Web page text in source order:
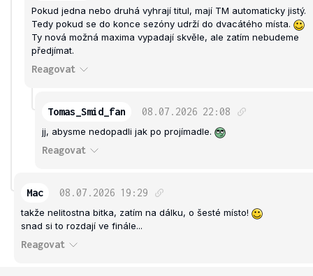
Pokud jedna nebo druhá vyhrají titul, mají TM automaticky jistý.
Tedy pokud se do konce sezóny udrží do dvacátého místa.
Ty nová možná maxima vypadají skvěle, ale zatím nebudeme
předjímat.
Reagovat
Tomas_Smid_fan 08.07.2026 22:08
jj, abysme nedopadli jak po projímadle.
Reagovat
Mac 08.07.2026 19:29
takže nelitostna bitka, zatím na dálku, o šesté místo!
snad si to rozdají ve finále...
Reagovat